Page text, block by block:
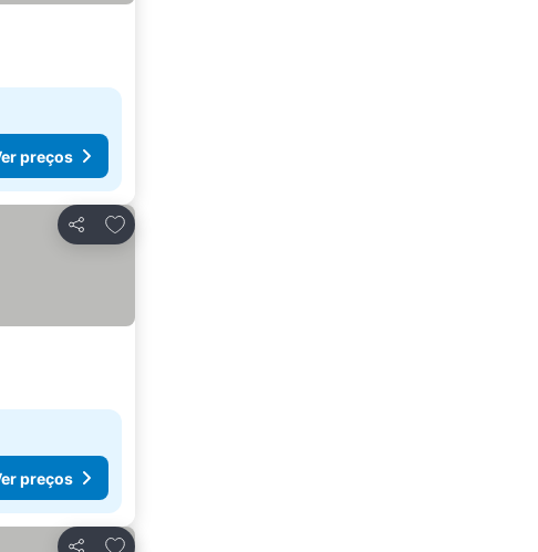
preços
Partilhar
Adicionar aos favoritos
preços
Adicionar aos favoritos